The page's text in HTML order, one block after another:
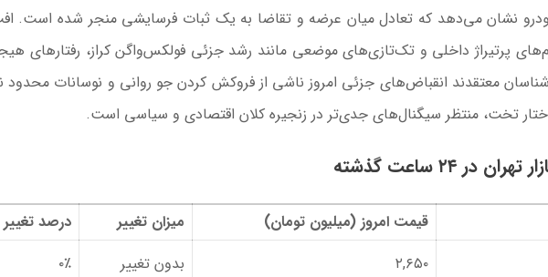
خودرو نشان می‌دهد که تعادل میان عرضه و تقاضا به یک ثبات فرسایشی منجر شده است.
پلتفرم‌های پرتیراژ داخلی و تک‌تازی‌های موضعی مانند رشد جزئی فولکس‌واگن کراز، رفتارهای
معتقدند انقباض‌های جزئی امروز ناشی از فروکش کردن جو روانی و نوسانات محدود
تخت، منتظر سیگنال‌های جدی‌تر در زنجیره کلان اقتصادی و سیاسی است.
۲۴ ساعت گذشته
قیمت امروز (میلیون تومان) میزان تغییر
درصد تغییر
۲,۶۵۰ بدون تغییر ۰٪